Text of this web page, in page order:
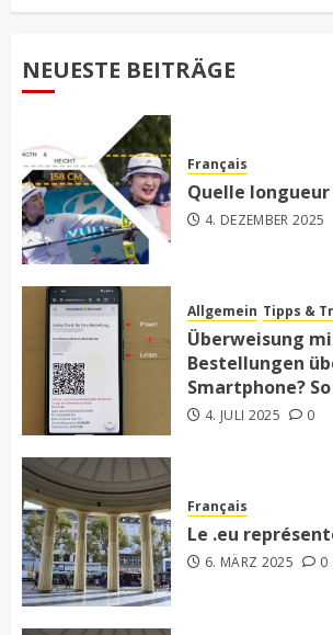
NEUESTE BEITRÄGE
Français
Quelle longueur
4. DEZEMBER 2025
Allgemein Tipps &
Überweisung
Bestellungen
Smartphone?
4. JULI 2025 0
Français
Le .eu
6. MÄRZ 2025 0